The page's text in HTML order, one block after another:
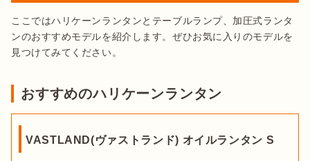
出典：
ここではハリケーンランタンとテーブルランプ、加圧式ランタ
ンのおすすめモデルを紹介します。ぜひお気に入りのモデルを
見つけてみてください。
おすすめのハリケーンランタン
VASTLAND(ヴァストランド) オイルランタン S